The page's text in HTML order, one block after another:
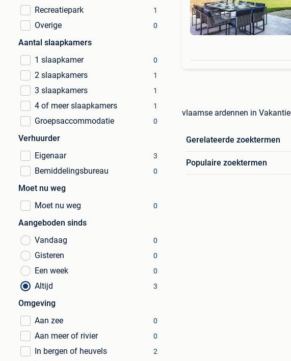
Recreatiepark 1
Overige 0
Aantal slaapkamers
1 slaapkamer
0
2 slaapkamers 1
3 slaapkamers 1
4 of meer slaapkamers 1
Groepsaccommodatie 0
Verhuurder
Eigenaar
3
Bemiddelingsbureau 0
Moet nu weg
Moet nu weg
0
Aangeboden sinds
Vandaag
0
Gisteren 0
Een week 0
Altijd 3
Omgeving
Aan zee
0
Aan meer of rivier 0
In bergen of heuvels 2
vlaamse ardennen in Vakantie
Gerelateerde zoektermen
Populaire zoektermen